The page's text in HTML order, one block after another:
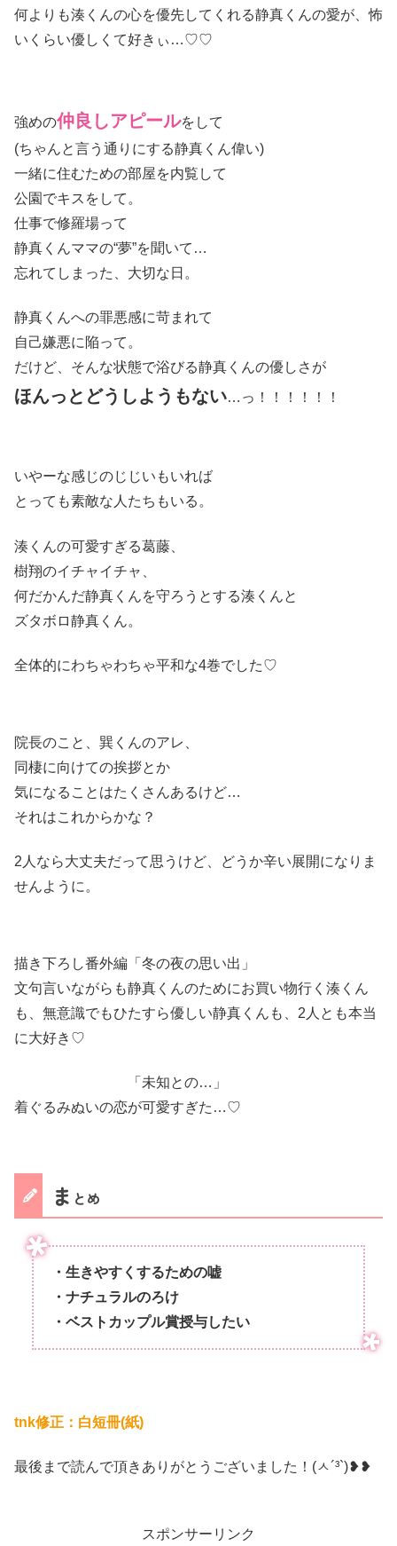
何よりも湊くんの心を優先してくれる静真くんの愛が、怖
いくらい優しくて好きぃ…♡♡
強めの仲良しアピールをして
(ちゃんと言う通りにする静真くん偉い)
一緒に住むための部屋を内覧して
公園でキスをして。
仕事で修羅場って
静真くんママの“夢”を聞いて…
忘れてしまった、大切な日。
静真くんへの罪悪感に苛まれて
自己嫌悪に陥って。
だけど、そんな状態で浴びる静真くんの優しさが
ほんっとどうしようもない…っ！！！！！！
いやーな感じのじじいもいれば
とっても素敵な人たちもいる。
湊くんの可愛すぎる葛藤、
樹翔のイチャイチャ、
何だかんだ静真くんを守ろうとする湊くんと
ズタボロ静真くん。
全体的にわちゃわちゃ平和な4巻でした♡
院長のこと、巽くんのアレ、
同棲に向けての挨拶とか
気になることはたくさんあるけど…
それはこれからかな？
2人なら大丈夫だって思うけど、どうか辛い展開になりま
せんように。
描き下ろし番外編「冬の夜の思い出」
文句言いながらも静真くんのためにお買い物行く湊くん
も、無意識でもひたすら優しい静真くんも、2人とも本当
に大好き♡
「未知との…」
着ぐるみぬいの恋が可愛すぎた…♡
ま とめ
・生きやすくするための嘘
・ナチュラルのろけ
・ベストカップル賞授与したい
tnk修正：白短冊(紙)
最後まで読んで頂きありがとうございました！(ㅅ´³`)❥❥
スポンサーリンク